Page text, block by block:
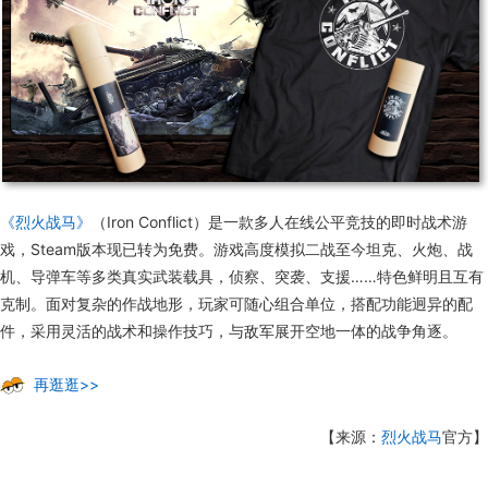
《烈火战马》
（Iron Conflict）是一款多人在线公平竞技的即时战术游
戏，Steam版本现已转为免费。游戏高度模拟二战至今坦克、火炮、战
机、导弹车等多类真实武装载具，侦察、突袭、支援……特色鲜明且互有
克制。面对复杂的作战地形，玩家可随心组合单位，搭配功能迥异的配
件，采用灵活的战术和操作技巧，与敌军展开空地一体的战争角逐。
再逛逛>>
【来源： 烈火战马官方】